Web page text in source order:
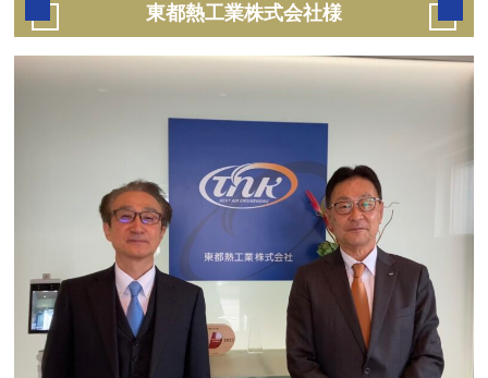
東都熱工業株式会社様